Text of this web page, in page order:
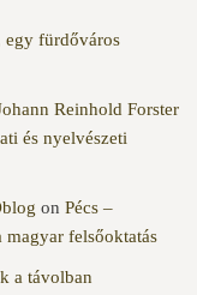
egy fürdőváros
Reinhold Forster
és nyelvészeti
on Pécs –
magyar felsőoktatás
a távolban